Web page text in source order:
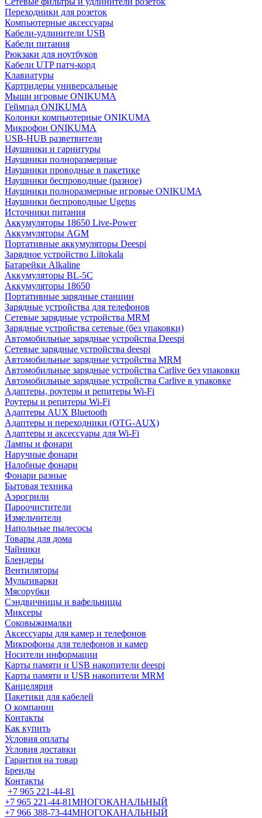
Переходники для розеток
Компьютерные аксессуары
Кабели-удлинители USB
Кабели питания
Рюкзаки для ноутбуков
Кабели UTP патч-корд
Клавиатуры
Картридеры универсальные
Мыши игровые ONIKUMA
Геймпад ONIKUMA
Колонки компьютерные ONIKUMA
Микрофон ONIKUMA
USB-HUB разветвители
Наушники и гарнитуры
Наушники полноразмерные
Наушники проводные в пакетике
Наушники беспроводные (разное)
Наушники полноразмерные игровые ONIKUMA
Наушники беспроводные Ugetus
Источники питания
Аккумуляторы 18650 Live-Power
Аккумуляторы АGM
Портативные аккумуляторы Deespi
Зарядное устройство Liitokala
Батарейки Alkaline
Аккумуляторы BL-5C
Аккумуляторы 18650
Портативные зарядные станции
Зарядные устройства для телефонов
Сетевые зарядные устройства MRM
Зарядные устройства сетевые (без упаковки)
Автомобильные зарядные устройства Deespi
Сетевые зарядные устройства deespi
Автомобильные зарядные устройства MRM
Автомобильные зарядные устройства Carlive без упаковки
Автомобильные зарядные устройства Carlive в упаковке
Адаптеры, роутеры и репитеры Wi-Fi
Роутеры и репитеры Wi-Fi
Адаптеры AUX Bluetooth
Адаптеры и переходники (OTG-AUX)
Адаптеры и аксессуары для Wi-Fi
Лампы и фонари
Наручные фонари
Налобные фонари
Фонари разные
Бытовая техника
Аэрогрили
Пароочистители
Измельчители
Напольные пылесосы
Товары для дома
Чайники
Блендеры
Вентиляторы
Мультиварки
Мясорубки
Сэндвичницы и вафельницы
Миксеры
Соковыжималки
Аксессуары для камер и телефонов
Микрофоны для телефонов и камер
Носители информации
Карты памяти и USB накопители deespi
Карты памяти и USB накопители MRM
Канцелярия
Пакетики для кабелей
О компании
Контакты
Как купить
Условия оплаты
Условия доставки
Гарантия на товар
Бренды
Контакты
+7 965 221-44-81
+7 965 221-44-81МНОГОКАНАЛЬНЫЙ
+7 966 388-73-44МНОГОКАНАЛЬНЫЙ